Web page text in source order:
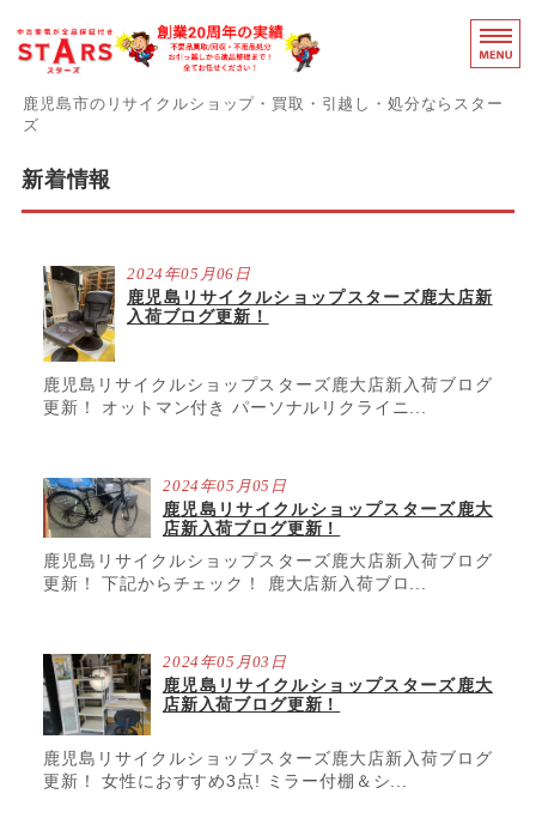
鹿児島の
鹿児島市のリサイクルショップ・買取・引越し・処分ならスター
ズ
スターズの誇りと強み
事務用品買取中
感染症対策
お問い合わせ
新着情報
2024年05月06日
鹿児島リサイクルショップスターズ鹿大店新
入荷ブログ更新！
鹿児島リサイクルショップスターズ鹿大店新入荷ブログ
更新！ オットマン付き パーソナルリクライニ...
2024年05月05日
鹿児島リサイクルショップスターズ鹿大
店新入荷ブログ更新！
鹿児島リサイクルショップスターズ鹿大店新入荷ブログ
更新！ 下記からチェック！ 鹿大店新入荷ブロ...
2024年05月03日
鹿児島リサイクルショップスターズ鹿大
店新入荷ブログ更新！
鹿児島リサイクルショップスターズ鹿大店新入荷ブログ
更新！ 女性におすすめ3点! ミラー付棚＆シ...